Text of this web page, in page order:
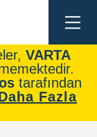
VARTA
tarafından
Fazla